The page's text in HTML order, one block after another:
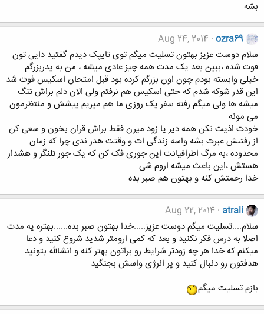
بشه
ozra69
Aug 24, 2014
سلام دوست عزیز بهتون تسلیت میگم توی تایپک دیدم گفتید دایی تون
فوت شده ،ببین بعد یک مدت همه چیز عادی میشه ، من به پدربزرگم
خیلی وابسته بودم چون اون بزرگم کرده بود قبل امتحان اسکیس فوت شد
این قدر شوکه شدم که حتی اسکیس هم نرفتم ولی الان دلم براش تنگ
میشه ها ولی میگم رفته سفر یک روزی ما هم میریم پیشش و منتظرمون
می مونه
خودت اذیت نکن همه دیر یا زود میرن فقط براش قران بخون و سعی کن
از رفتنش عبرت بشه واسه زندگی ات و وقتت هدر ندی چرا که زمان
محدوده ،به مرگ اطرافیانت این جوری فک کن که یک جور تلنگر و هشدار
هستش ،این باعث میشه اروم شی
خدا رحمتش کنه و بهتون هم صبر بده
atrali
Aug 22, 2014
سلام....تسلیت میگم دوست عزیز.....خدا بهتون صبر بده......بهتره یه مدت
اصلا به درس فکر نکنید و بعد که کمی ارومتر شدید شروع کنید و دعا
میکنم که خدا هر چه زودتر شرایط رو براتون بهتر کنه و انشالله بتونید
هدفتون رو دنبال کنید و پر انرژی واسش بجنگید
بازم تسلیت میگم